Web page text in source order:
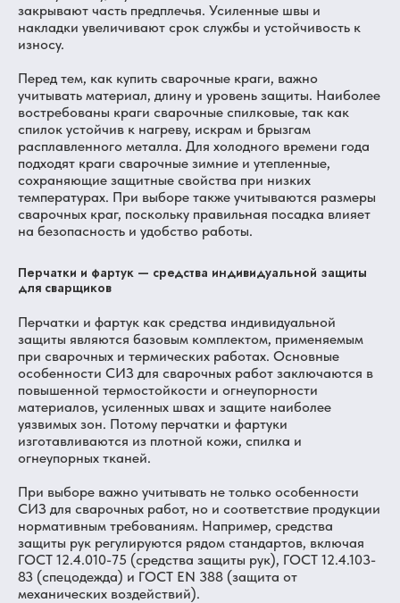
закрывают часть предплечья. Усиленные швы и
накладки увеличивают срок службы и устойчивость к
износу.
Перед тем, как купить сварочные краги, важно
учитывать материал, длину и уровень защиты. Наиболее
востребованы краги сварочные спилковые, так как
спилок устойчив к нагреву, искрам и брызгам
расплавленного металла. Для холодного времени года
подходят краги сварочные зимние и утепленные,
сохраняющие защитные свойства при низких
температурах. При выборе также учитываются размеры
сварочных краг, поскольку правильная посадка влияет
на безопасность и удобство работы.
Перчатки и фартук — средства индивидуальной защиты
для сварщиков
Перчатки и фартук как средства индивидуальной
защиты являются базовым комплектом, применяемым
при сварочных и термических работах. Основные
особенности СИЗ для сварочных работ заключаются в
повышенной термостойкости и огнеупорности
материалов, усиленных швах и защите наиболее
уязвимых зон. Потому перчатки и фартуки
изготавливаются из плотной кожи, спилка и
огнеупорных тканей.
При выборе важно учитывать не только особенности
СИЗ для сварочных работ, но и соответствие продукции
нормативным требованиям. Например, средства
защиты рук регулируются рядом стандартов, включая
ГОСТ 12.4.010-75 (средства защиты рук), ГОСТ 12.4.103-
83 (спецодежда) и ГОСТ EN 388 (защита от
механических воздействий).